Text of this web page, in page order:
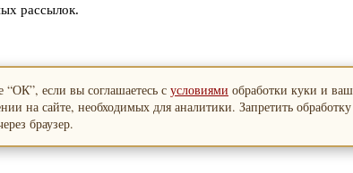
рассылок.
если вы соглашаетесь с условиями обработки куки и
на сайте, необходимых для аналитики. Запретить
браузер.